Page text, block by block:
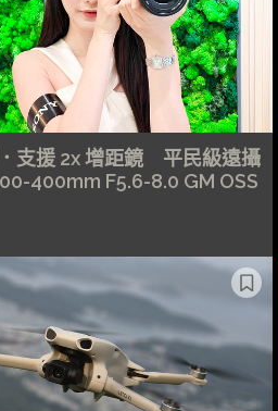
支援 2x 增距鏡 平民級遠攝
400mm F5.6-8.0 GM OSS